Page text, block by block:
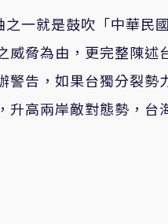
一就是鼓吹「中華民
脅為由，更完整陳述
告，如果台獨分裂勢
高兩岸敵對態勢，台